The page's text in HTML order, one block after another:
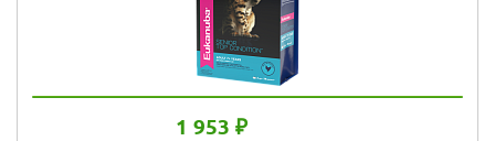
1 953 ₽